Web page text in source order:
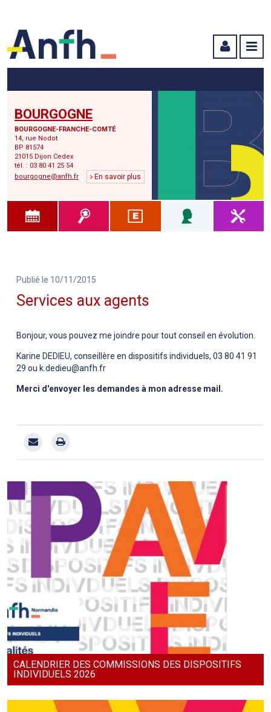
BOURGOGNE
BOURGOGNE-FRANCHE-COMTÉ
14, rue Nodot
BP 81574
21015 Dijon Cedex
tél. : 03 80 41 25 54
bourgogne@anfh.fr
En savoir plus
Publié le 10/11/2015
Services aux agents
Bonjour, vous pouvez me joindre pour tout conseil en évolution.
Karine DEDIEU, conseillère en dispositifs individuels, 03 80 41 91
29 ou k.dedieu@anfh.fr
Merci d'envoyer les demandes à mon adresse mail.
CALENDRIER DES COMMISSIONS DES DISPOSITIFS
INDIVIDUELS 2026